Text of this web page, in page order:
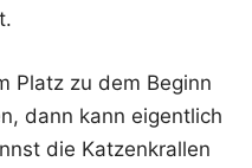
Platz zu dem Beginn
dann kann eigentlich
die Katzenkrallen